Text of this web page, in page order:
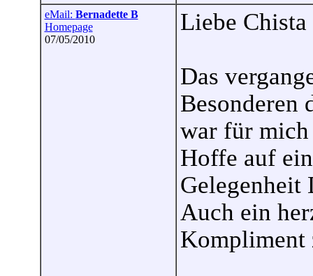
eMail: Bernadette B
Homepage
07/05/2010
Liebe Chista
Das
Besonderen
war für mich
Hoffe auf
Gelegenheit
Auch ein
Kompliment